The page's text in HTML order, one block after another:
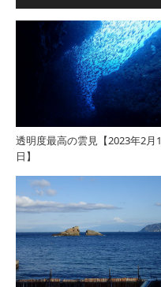
透明度最高の雲見【2023年2月1
日】